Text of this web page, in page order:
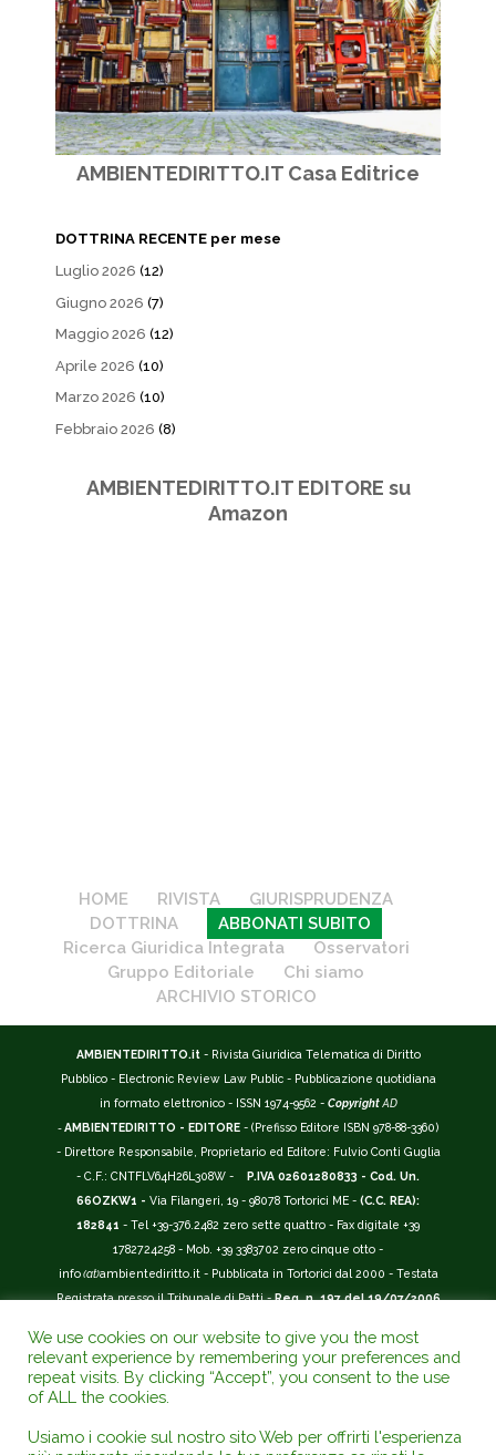
AMBIENTEDIRITTO.IT Casa Editrice
DOTTRINA RECENTE per mese
Luglio 2026 (12)
Giugno 2026 (7)
Maggio 2026 (12)
Aprile 2026 (10)
Marzo 2026 (10)
Febbraio 2026 (8)
AMBIENTEDIRITTO.IT EDITORE su
Amazon
HOME RIVISTA
GIURISPRUDENZA
DOTTRINA
ABBONATI SUBITO
Ricerca Giuridica Integrata
Osservatori
Gruppo Editoriale
Chi siamo
ARCHIVIO STORICO
AMBIENTEDIRITTO.it - Rivista Giuridica Telematica di Diritto
Pubblico - Electronic Review Law Public - Pubblicazione quotidiana
in formato elettronico - ISSN 1974-9562 - Copyright AD
-AMBIENTEDIRITTO - EDITORE - (Prefisso Editore ISBN 978-88-3360)
- Direttore Responsabile, Proprietario ed Editore: Fulvio Conti Guglia
- C.F.: CNTFLV64H26L308W -
P.IVA 02601280833 - Cod. Un.
66OZKW1 - Via Filangeri, 19 - 98078 Tortorici ME - (C.C. REA):
182841 - Tel +39-376.2482 zero sette quattro - Fax digitale +39
1782724258 - Mob. +39 3383702 zero cinque otto -
info(at)ambientediritto.it - Pubblicata in Tortorici dal 2000 - Testata
Registrata presso il Tribunale di Patti -Reg. n. 197 del 19/07/2006
__________
La Rivista Giuridica AMBIENTEDIRITTO.IT ISSN 1974-9562
riconosciuta ed inserita nell'Area 12 - (
Universitario e della Ricerca (D.P.R. n.76/2010). Valutazione della Qualità della
We use cookies on our website to give you the most
relevant experience by remembering your preferences and
repeat visits. By clicking “Accept”, you consent to the use
of ALL the cookies.
Usiamo i cookie sul nostro sito Web per offrirti l'esperienza